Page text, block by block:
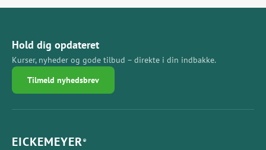
Hold dig opdateret
Kurser, nyheder og gode tilbud – direkte i din indbakke.
Tilmeld nyhedsbrev
EICKEMEYER®